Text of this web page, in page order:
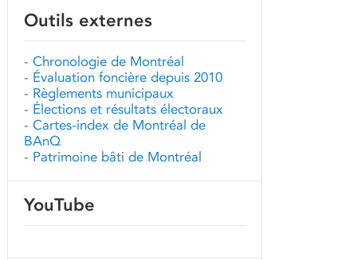
Outils externes
- Chronologie de Montréal
- Évaluation foncière depuis 2010
- Règlements municipaux
- Élections et résultats électoraux
- Cartes-index de Montréal de
BAnQ
- Patrimoine bâti de Montréal
YouTube